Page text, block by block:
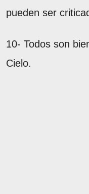
pueden ser
10- Todos son
Cielo.